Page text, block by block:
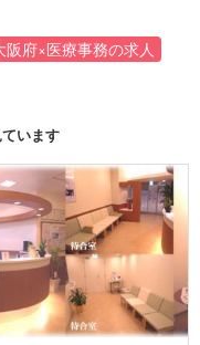
阪府×医療事務の求人
います